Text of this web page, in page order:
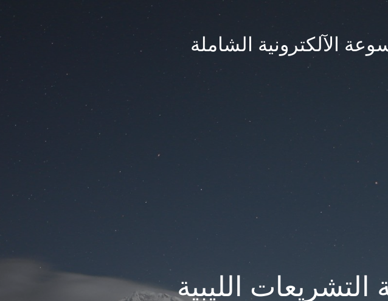
الآلكترونية الشاملة